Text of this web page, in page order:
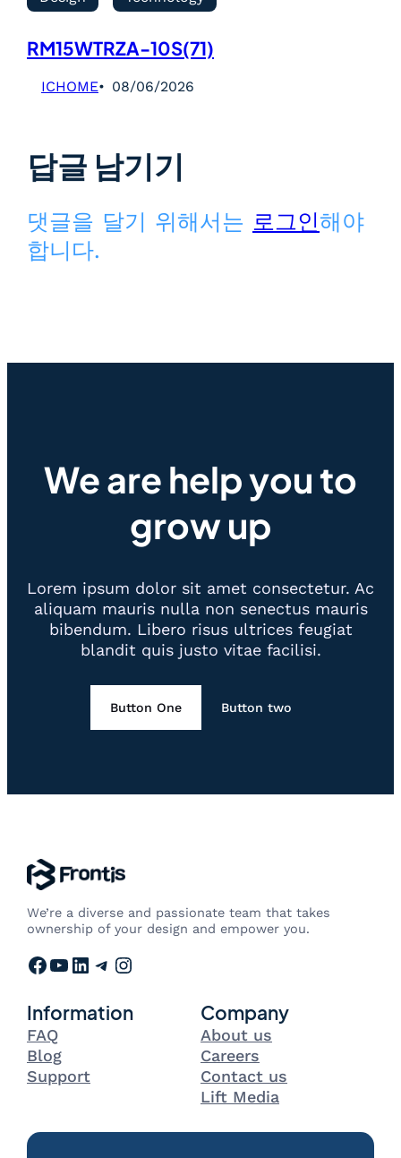
RM15WTRZA-10S(71)
ICHOME 08/06/2026
답글 남기기
댓글을 달기 위해서는 로그인해야
합니다.
We are help you to
grow up
Lorem ipsum dolor sit amet consectetur. Ac
aliquam mauris nulla non senectus mauris
bibendum. Libero risus ultrices feugiat
blandit quis justo vitae facilisi.
Button One Button two
We’re a diverse and passionate team that takes
ownership of your design and empower you.
Facebook YouTube LinkedIn Telegram Instagram
Information
FAQ
Blog
Support
Company
About us
Careers
Contact us
Lift Media